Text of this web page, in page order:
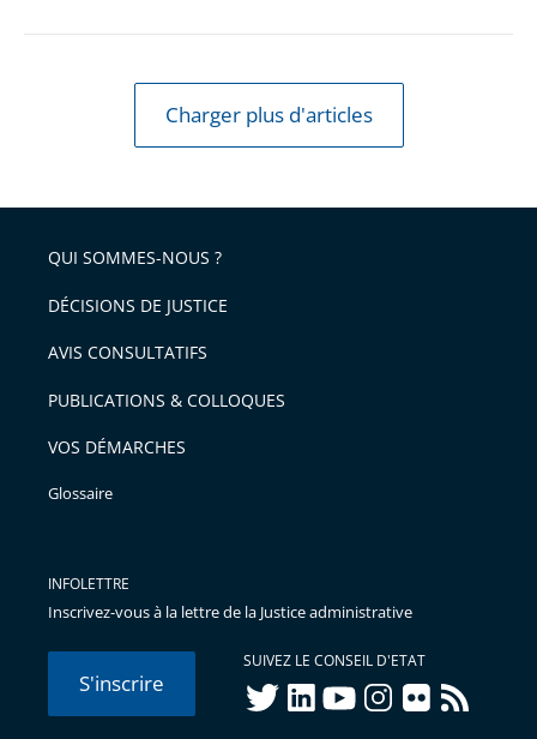
Corse
Charger plus d'articles
QUI SOMMES-NOUS ?
DÉCISIONS DE JUSTICE
AVIS CONSULTATIFS
PUBLICATIONS & COLLOQUES
VOS DÉMARCHES
Glossaire
INFOLETTRE
Inscrivez-vous à la lettre de la Justice administrative
S'inscrire
SUIVEZ LE CONSEIL D'ETAT
twitterlinkedInyoutubeinstagram
flickr rss